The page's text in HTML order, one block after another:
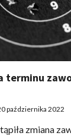
terminu
października 2022
zmiana